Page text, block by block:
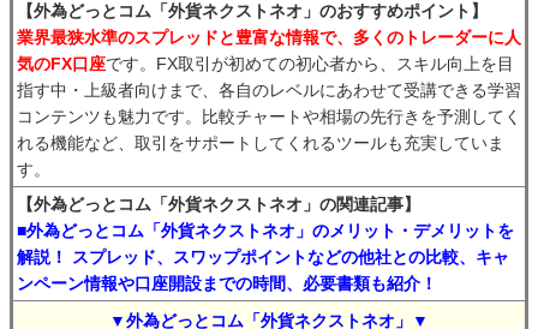
【外為どっとコム「外貨ネクストネオ」のおすすめポイント】
業界最狭水準のスプレッドと豊富な情報で、多くのトレーダーに人
気のFX口座です。FX取引が初めての初心者から、スキル向上を目
指す中・上級者向けまで、各自のレベルにあわせて受講できる学習
コンテンツも魅力です。比較チャートや相場の先行きを予測してく
れる機能など、取引をサポートしてくれるツールも充実していま
す。
【外為どっとコム「外貨ネクストネオ」の関連記事】
■外為どっとコム「外貨ネクストネオ」のメリット・デメリットを
解説！ スプレッド、スワップポイントなどの他社との比較、キャ
ンペーン情報や口座開設までの時間、必要書類も紹介！
▼外為どっとコム「外貨ネクストネオ」▼